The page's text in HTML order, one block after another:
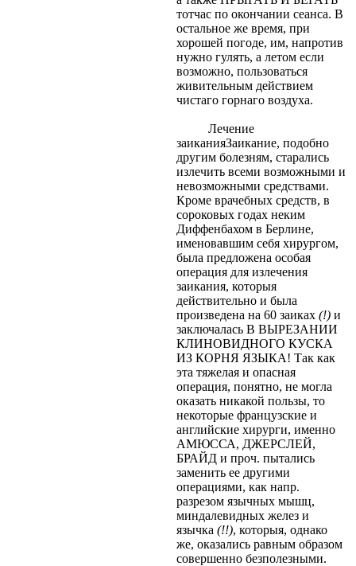
тотчас по окончании сеанса. В
остальное же время, при
хорошей погоде, им, напротив
нужно гулять, а летом если
возможно, пользоваться
живительным действием
чистаго горнаго воздуха.
Лечение
заиканияЗаикание, подобно
другим болезням, старались
излечить всеми возможными и
невозможными средствами.
Кроме врачебных средств, в
сороковых годах неким
Диффенбахом в Берлине,
именовавшим себя хирургом,
была предложена особая
операция для излечения
заикания, которыя
действительно и была
произведена на 60 заиках (!)и
заключалась В ВЫРЕЗАНИИ
КЛИНОВИДНОГО КУСКА
ИЗ КОРНЯ ЯЗЫКА! Так как
эта тяжелая и опасная
операция, понятно, не могла
оказать никакой пользы, то
некоторые французские и
английские хирурги, именно
АМЮССА, ДЖЕРСЛЕЙ,
БРАЙД и проч. пытались
заменить ее другими
операциями, как напр.
разрезом язычных мышц,
миндалевидных желез и
язычка (!!), которыя, однако
же, оказались равным образом
совершенно безполезными.